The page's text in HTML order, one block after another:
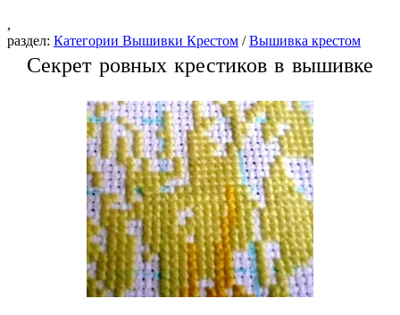
,
раздел: Категории Вышивки Крестом /Вышивка крестом
Секрет ровных крестиков в вышивке